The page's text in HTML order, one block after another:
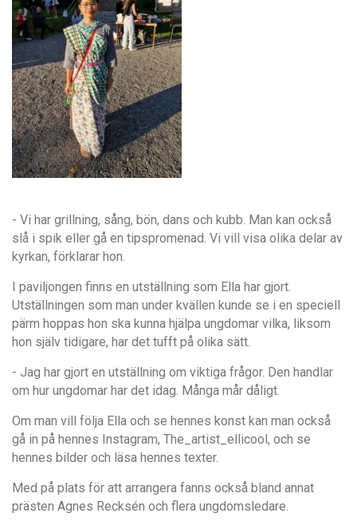
- Vi har grillning, sång, bön, dans och kubb. Man kan också
slå i spik eller gå en tipspromenad. Vi vill visa olika delar av
kyrkan, förklarar hon.
I paviljongen finns en utställning som Ella har gjort.
Utställningen som man under kvällen kunde se i en speciell
pärm hoppas hon ska kunna hjälpa ungdomar vilka, liksom
hon själv tidigare, har det tufft på olika sätt.
- Jag har gjort en utställning om viktiga frågor. Den handlar
om hur ungdomar har det idag. Många mår dåligt.
Om man vill följa Ella och se hennes konst kan man också
gå in på hennes Instagram, The_artist_ellicool, och se
hennes bilder och läsa hennes texter.
Med på plats för att arrangera fanns också bland annat
prästen Agnes Recksén och flera ungdomsledare.